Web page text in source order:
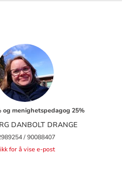
og menighetspedagog 25%
DANBOLT DRANGE
/ 90088407
for å vise e-post